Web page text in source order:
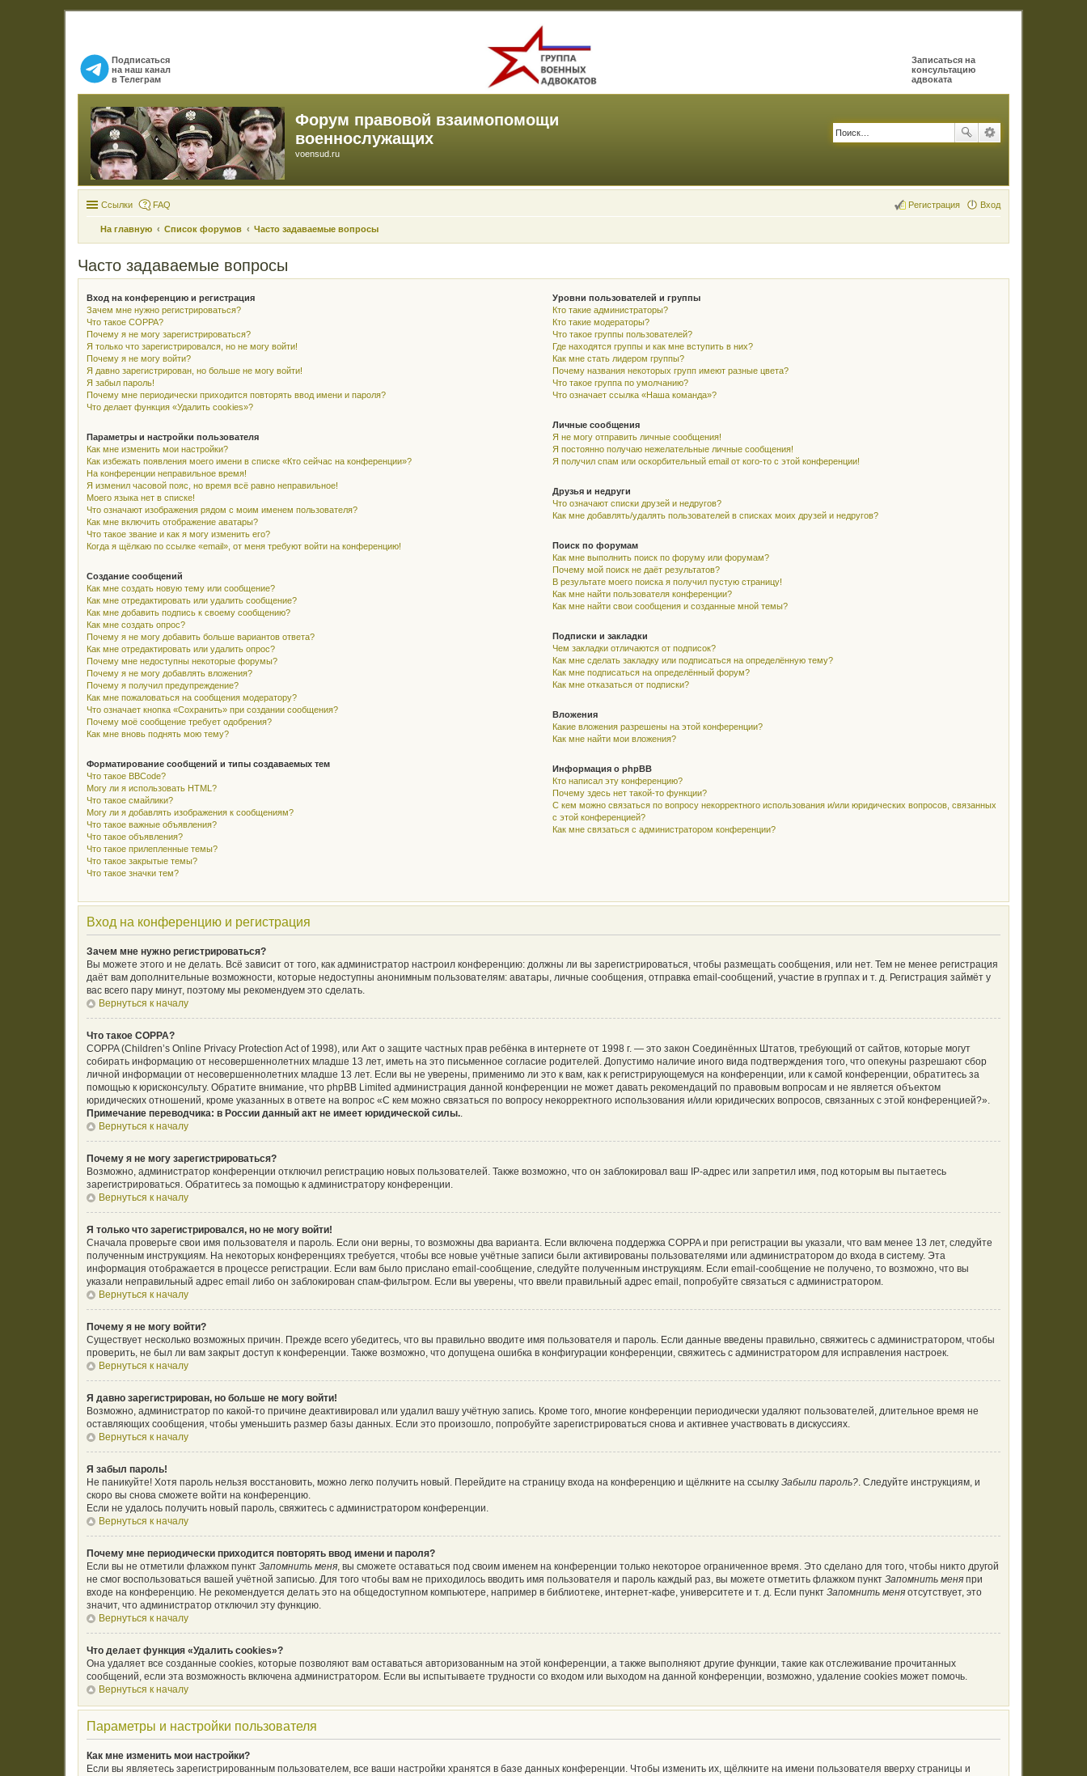
Подписаться
на наш канал
в Телеграм
Записаться на
консультацию
адвоката
Форум правовой взаимопомощи
военнослужащих
voensud.ru
Ссылки FAQ Вход
Регистрация
На главную Список форумов Часто задаваемые вопросы
Часто задаваемые вопросы
Вход на конференцию и регистрация
Зачем мне нужно регистрироваться?
Что такое COPPA?
Почему я не могу зарегистрироваться?
Я только что зарегистрировался, но не могу войти!
Почему я не могу войти?
Я давно зарегистрирован, но больше не могу войти!
Я забыл пароль!
Почему мне периодически приходится повторять ввод имени и пароля?
Что делает функция «Удалить cookies»?
Параметры и настройки пользователя
Как мне изменить мои настройки?
Как избежать появления моего имени в списке «Кто сейчас на конференции»?
На конференции неправильное время!
Я изменил часовой пояс, но время всё равно неправильное!
Моего языка нет в списке!
Что означают изображения рядом с моим именем пользователя?
Как мне включить отображение аватары?
Что такое звание и как я могу изменить его?
Когда я щёлкаю по ссылке «email», от меня требуют войти на конференцию!
Создание сообщений
Как мне создать новую тему или сообщение?
Как мне отредактировать или удалить сообщение?
Как мне добавить подпись к своему сообщению?
Как мне создать опрос?
Почему я не могу добавить больше вариантов ответа?
Как мне отредактировать или удалить опрос?
Почему мне недоступны некоторые форумы?
Почему я не могу добавлять вложения?
Почему я получил предупреждение?
Как мне пожаловаться на сообщения модератору?
Что означает кнопка «Сохранить» при создании сообщения?
Почему моё сообщение требует одобрения?
Как мне вновь поднять мою тему?
Форматирование сообщений и типы создаваемых тем
Что такое BBCode?
Могу ли я использовать HTML?
Что такое смайлики?
Могу ли я добавлять изображения к сообщениям?
Что такое важные объявления?
Что такое объявления?
Что такое прилепленные темы?
Что такое закрытые темы?
Что такое значки тем?
Уровни пользователей и группы
Кто такие администраторы?
Кто такие модераторы?
Что такое группы пользователей?
Где находятся группы и как мне вступить в них?
Как мне стать лидером группы?
Почему названия некоторых групп имеют разные цвета?
Что такое группа по умолчанию?
Что означает ссылка «Наша команда»?
Личные сообщения
Я не могу отправить личные сообщения!
Я постоянно получаю нежелательные личные сообщения!
Я получил спам или оскорбительный email от кого-то с этой конференции!
Друзья и недруги
Что означают списки друзей и недругов?
Как мне добавлять/удалять пользователей в списках моих друзей и недругов?
Поиск по форумам
Как мне выполнить поиск по форуму или форумам?
Почему мой поиск не даёт результатов?
В результате моего поиска я получил пустую страницу!
Как мне найти пользователя конференции?
Как мне найти свои сообщения и созданные мной темы?
Подписки и закладки
Чем закладки отличаются от подписок?
Как мне сделать закладку или подписаться на определённую тему?
Как мне подписаться на определённый форум?
Как мне отказаться от подписки?
Вложения
Какие вложения разрешены на этой конференции?
Как мне найти мои вложения?
Информация о phpBB
Кто написал эту конференцию?
Почему здесь нет такой-то функции?
С кем можно связаться по вопросу некорректного использования и/или юридических вопросов, связанных
с этой конференцией?
Как мне связаться с администратором конференции?
Вход на конференцию и регистрация
Зачем мне нужно регистрироваться?
Вы можете этого и не делать. Всё зависит от того, как администратор настроил конференцию: должны ли вы зарегистрироваться, чтобы размещать сообщения, или нет. Тем не менее регистрация
даёт вам дополнительные возможности, которые недоступны анонимным пользователям: аватары, личные сообщения, отправка email-сообщений, участие в группах и т. д. Регистрация займёт у
вас всего пару минут, поэтому мы рекомендуем это сделать.
Вернуться к началу
Что такое COPPA?
COPPA (Children’s Online Privacy Protection Act of 1998), или Акт о защите частных прав ребёнка в интернете от 1998 г. — это закон Соединённых Штатов, требующий от сайтов, которые могут
собирать информацию от несовершеннолетних младше 13 лет, иметь на это письменное согласие родителей. Допустимо наличие иного вида подтверждения того, что опекуны разрешают сбор
личной информации от несовершеннолетних младше 13 лет. Если вы не уверены, применимо ли это к вам, как к регистрирующемуся на конференции, или к самой конференции, обратитесь за
помощью к юрисконсульту. Обратите внимание, что phpBB Limited администрация данной конференции не может давать рекомендаций по правовым вопросам и не является объектом
юридических отношений, кроме указанных в ответе на вопрос «С кем можно связаться по вопросу некорректного использования и/или юридических вопросов, связанных с этой конференцией?».
Примечание переводчика: в России данный акт не имеет юридической силы..
Вернуться к началу
Почему я не могу зарегистрироваться?
Возможно, администратор конференции отключил регистрацию новых пользователей. Также возможно, что он заблокировал ваш IP-адрес или запретил имя, под которым вы пытаетесь
зарегистрироваться. Обратитесь за помощью к администратору конференции.
Вернуться к началу
Я только что зарегистрировался, но не могу войти!
Сначала проверьте свои имя пользователя и пароль. Если они верны, то возможны два варианта. Если включена поддержка COPPA и при регистрации вы указали, что вам менее 13 лет, следуйте
полученным инструкциям. На некоторых конференциях требуется, чтобы все новые учётные записи были активированы пользователями или администратором до входа в систему. Эта
информация отображается в процессе регистрации. Если вам было прислано email-сообщение, следуйте полученным инструкциям. Если email-сообщение не получено, то возможно, что вы
указали неправильный адрес email либо он заблокирован спам-фильтром. Если вы уверены, что ввели правильный адрес email, попробуйте связаться с администратором.
Вернуться к началу
Почему я не могу войти?
Существует несколько возможных причин. Прежде всего убедитесь, что вы правильно вводите имя пользователя и пароль. Если данные введены правильно, свяжитесь с администратором, чтобы
проверить, не был ли вам закрыт доступ к конференции. Также возможно, что допущена ошибка в конфигурации конференции, свяжитесь с администратором для исправления настроек.
Вернуться к началу
Я давно зарегистрирован, но больше не могу войти!
Возможно, администратор по какой-то причине деактивировал или удалил вашу учётную запись. Кроме того, многие конференции периодически удаляют пользователей, длительное время не
оставляющих сообщения, чтобы уменьшить размер базы данных. Если это произошло, попробуйте зарегистрироваться снова и активнее участвовать в дискуссиях.
Вернуться к началу
Я забыл пароль!
Не паникуйте! Хотя пароль нельзя восстановить, можно легко получить новый. Перейдите на страницу входа на конференцию и щёлкните на ссылку Забыли пароль?. Следуйте инструкциям, и
скоро вы снова сможете войти на конференцию.
Если не удалось получить новый пароль, свяжитесь с администратором конференции.
Вернуться к началу
Почему мне периодически приходится повторять ввод имени и пароля?
Если вы не отметили флажком пункт Запомнить меня, вы сможете оставаться под своим именем на конференции только некоторое ограниченное время. Это сделано для того, чтобы никто другой
не смог воспользоваться вашей учётной записью. Для того чтобы вам не приходилось вводить имя пользователя и пароль каждый раз, вы можете отметить флажком пункт Запомнить меня при
входе на конференцию. Не рекомендуется делать это на общедоступном компьютере, например в библиотеке, интернет-кафе, университете и т. д. Если пункт Запомнить меня отсутствует, это
значит, что администратор отключил эту функцию.
Вернуться к началу
Что делает функция «Удалить cookies»?
Она удаляет все созданные cookies, которые позволяют вам оставаться авторизованным на этой конференции, а также выполняют другие функции, такие как отслеживание прочитанных
сообщений, если эта возможность включена администратором. Если вы испытываете трудности со входом или выходом на данной конференции, возможно, удаление cookies может помочь.
Вернуться к началу
Параметры и настройки пользователя
Как мне изменить мои настройки?
Если вы являетесь зарегистрированным пользователем, все ваши настройки хранятся в базе данных конференции. Чтобы изменить их, щёлкните на имени пользователя вверху страницы и